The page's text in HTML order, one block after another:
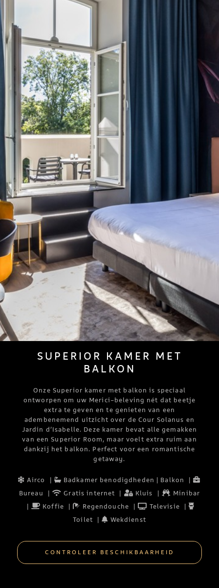
SUPERIOR KAMER MET
BALKON
Onze Superior kamer met balkon is speciaal
ontworpen om uw Merici-beleving nét dat beetje
extra te geven en te genieten van een
adembenemend uitzicht over de Cour Solanus en
Jardin d’Isabelle. Deze kamer bevat alle gemakken
van een Superior Room, maar voelt extra ruim aan
dankzij het balkon. Perfect voor een romantische
getaway.
Airco Badkamer benodigdheden | Balkon
Bureau
Gratis internet Kluis
Minibar
Koffie Regendouche Televisie
Toilet
Wekdienst
CONTROLEER BESCHIKBAARHEID